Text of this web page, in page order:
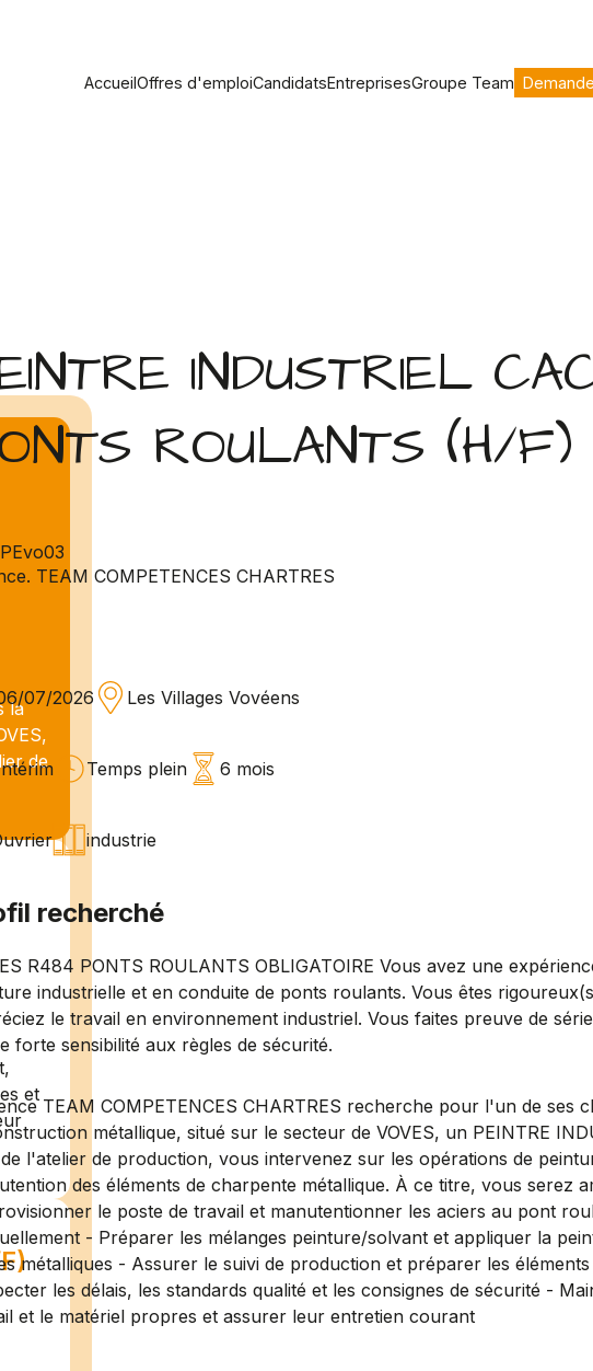
AccueilOffres d'emploiCandidatsEntreprisesGroupe Team
la
de
et
INDUSTRIEL
ROULANTS (H/F)
TEAM COMPETENCES CHARTRES
07/2026 Les Villages Vovéens
Temps plein 6 mois
industrie
recherché
R484 PONTS ROULANTS OBLIGATOIRE Vous avez une
industrielle et en conduite de ponts roulants. Vous êtes
le travail en environnement industriel. Vous faites preuve de
forte sensibilité aux règles de sécurité.
TEAM COMPETENCES CHARTRES recherche pour l'un de ses
métallique, situé sur le secteur de VOVES, un PEINTRE
l'atelier de production, vous intervenez sur les opérations de
des éléments de charpente métallique. À ce titre, vous serez
le poste de travail et manutentionner les aciers au pont
- Préparer les mélanges peinture/solvant et appliquer la
métalliques - Assurer le suivi de production et préparer les
les délais, les standards qualité et les consignes de sécurité -
et le matériel propres et assurer leur entretien courant